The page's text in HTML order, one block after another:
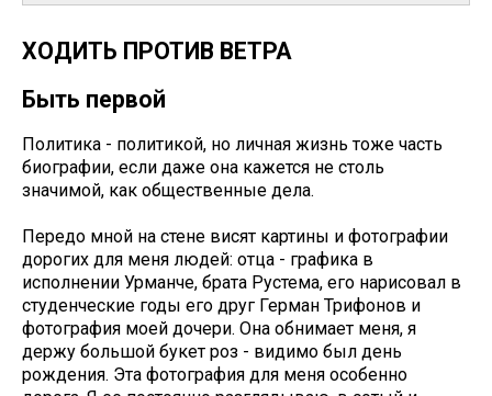
ХОДИТЬ ПРОТИВ ВЕТРА
Быть первой
Политика - политикой, но личная жизнь тоже часть
биографии, если даже она кажется не столь
значимой, как общественные дела.
Передо мной на стене висят картины и фотографии
дорогих для меня людей: отца - графика в
исполнении Урманче, брата Рустема, его нарисовал в
студенческие годы его друг Герман Трифонов и
фотография моей дочери. Она обнимает меня, я
держу большой букет роз - видимо был день
рождения. Эта фотография для меня особенно